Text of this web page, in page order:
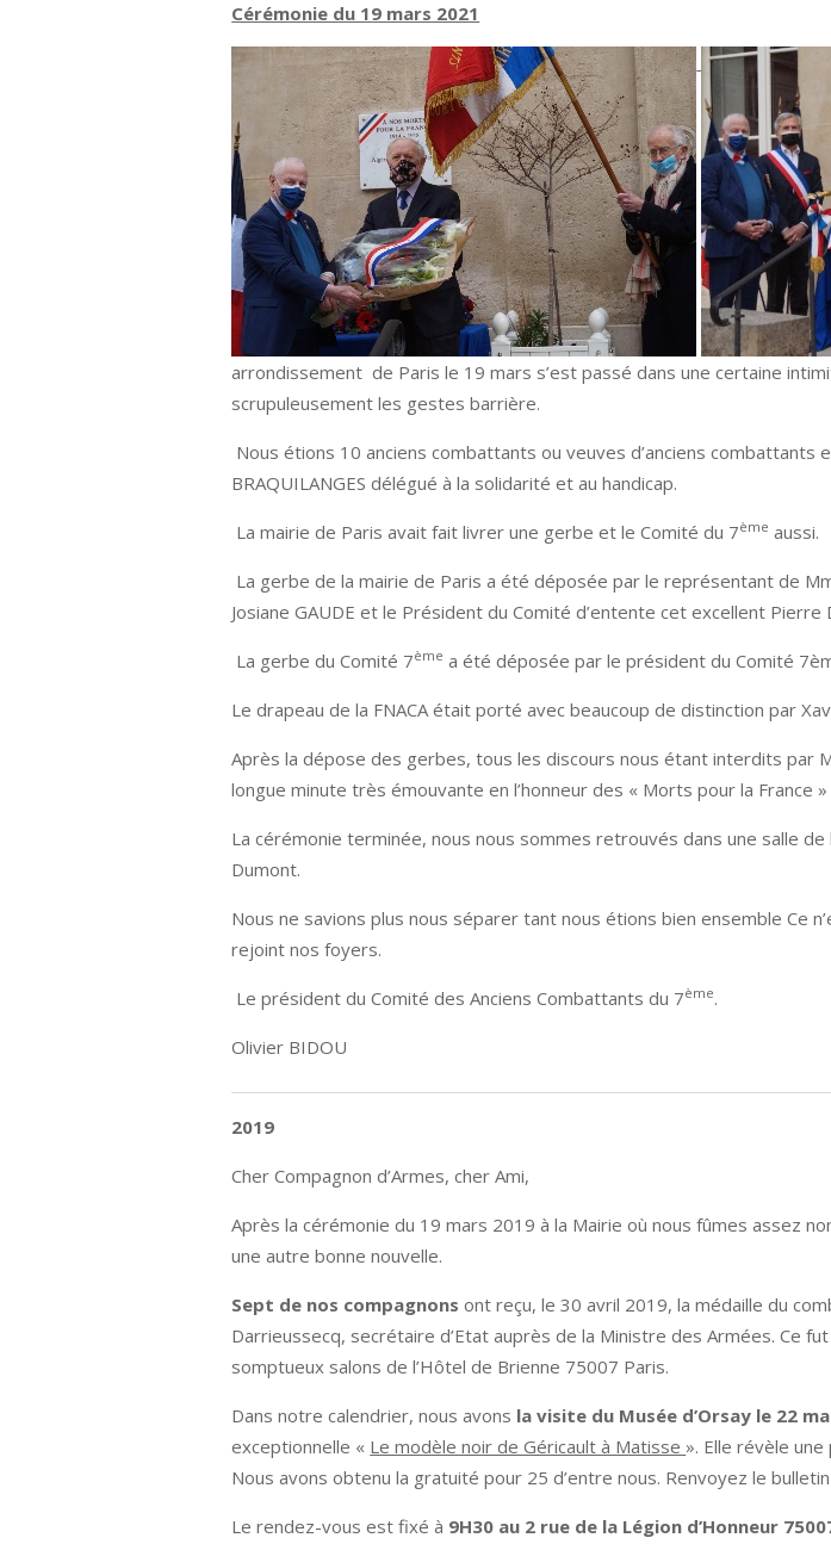
Cérémonie du 19 mars 2021
arrondissement de Paris le 19 mars s’est passé dans une certaine
scrupuleusement les gestes barrière.
Nous étions 10 anciens combattants ou veuves d’anciens
BRAQUILANGES délégué à la solidarité et au handicap.
La mairie de Paris avait fait livrer une gerbe et le Comité du 7ème aussi.
La gerbe de la mairie de Paris a été déposée par le représentant de
Josiane GAUDE et le Président du Comité d’entente cet excellent Pierre
La gerbe du Comité 7ème a été déposée par le président du Comité
Le drapeau de la FNACA était porté avec beaucoup de distinction par
Après la dépose des gerbes, tous les discours nous étant interdits par
longue minute très émouvante en l’honneur des « Morts pour la France »
La cérémonie terminée, nous nous sommes retrouvés dans une salle
Dumont.
Nous ne savions plus nous séparer tant nous étions bien ensemble Ce
rejoint nos foyers.
Le président du Comité des Anciens Combattants du 7ème.
Olivier BIDOU
2019
Cher Compagnon d’Armes, cher Ami,
Après la cérémonie du 19 mars 2019 à la Mairie où nous fûmes assez
une autre bonne nouvelle.
Sept de nos compagnons ont reçu, le 30 avril 2019, la médaille du
Darrieussecq, secrétaire d’Etat auprès de la Ministre des Armées. Ce
somptueux salons de l’Hôtel de Brienne 75007 Paris.
Dans notre calendrier, nous avons la visite du Musée d’Orsay le 22
exceptionnelle « Le modèle noir de Géricault à Matisse ». Elle révèle
Nous avons obtenu la gratuité pour 25 d’entre nous. Renvoyez le
Le rendez-vous est fixé à 9H30 au 2 rue de la Légion d’Honneur